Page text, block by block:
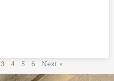
3 4 5 6 Next »